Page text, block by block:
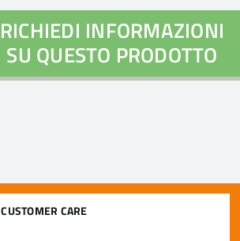
RICHIEDI INFORMAZIONI
SU QUESTO PRODOTTO
CUSTOMER CARE